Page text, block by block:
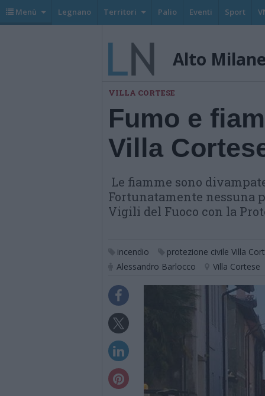
Menù Legnano Territori Palio Eventi Sport
Alto
VILLA CORTESE
Fumo e
Villa
Le fiamme sono
Fortunatamente nessuna
Vigili del Fuoco con la
incendio protezione civile Villa
Alessandro Barlocco
Villa Cortese